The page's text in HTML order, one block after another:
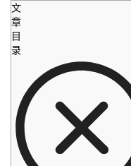
文
章
目
录